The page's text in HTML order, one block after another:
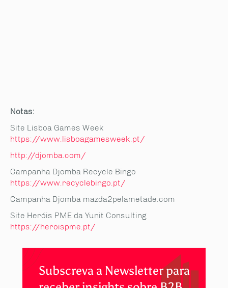
Notas:
Site Lisboa Games Week
https://www.lisboagamesweek.pt/
http://djomba.com/
Campanha Djomba Recycle Bingo
https://www.recyclebingo.pt/
Campanha Djomba mazda2pelametade.com
Site Heróis PME da Yunit Consulting
https://heroispme.pt/
Subscreva a Newsletter para